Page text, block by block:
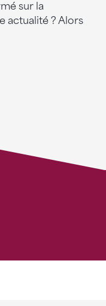
sur la
actualité ? Alors